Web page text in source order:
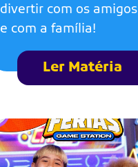
divertir com os amigos
e com a família!
Ler Matéria